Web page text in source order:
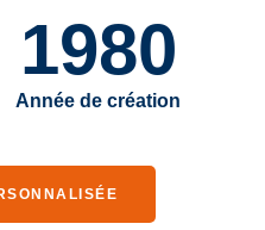
1980
Année de création